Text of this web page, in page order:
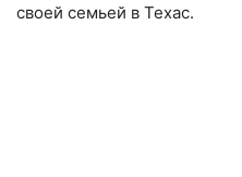
своей семьей в Техас.